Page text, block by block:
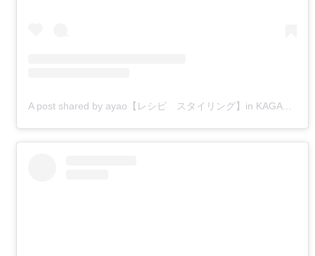
A post shared by ayao【レシピ スタイリング】in KAGAWA (@izakaya_ayao)